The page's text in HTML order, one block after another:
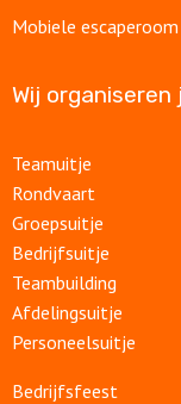
Mobiele
Wij organiseren
Teamuitje
Rondvaart
Groepsuitje
Bedrijfsuitje
Teambuilding
Afdelingsuitje
Personeelsuitje
Bedrijfsfeest